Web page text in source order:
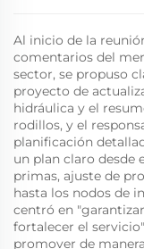
Al inicio de la
comentarios del
sector, se propuso
proyecto de
hidráulica y el
rodillos, y el
planificación
un plan claro desde
primas, ajuste de
hasta los nodos de
centró en
fortalecer el
promover de